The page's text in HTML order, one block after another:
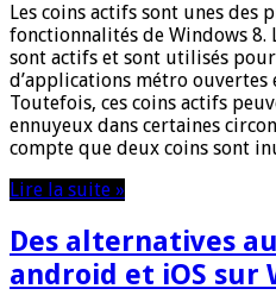
Les coins actifs sont unes des
fonctionnalités de Windows 8.
sont actifs et sont utilisés
d’applications métro ouvertes
Toutefois, ces coins actifs
ennuyeux dans certaines
compte que deux coins sont
Lire la suite »
Des alternatives
android et iOS sur